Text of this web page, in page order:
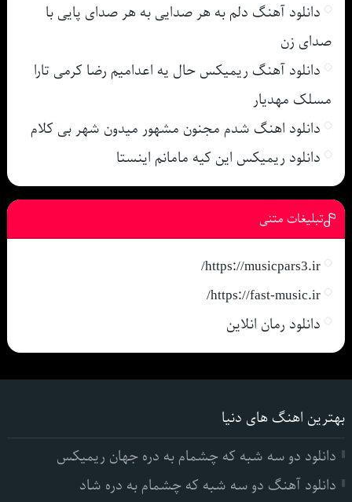
دانلود آهنگ دلم به هر صدایی به هر صدای پایی با
صدای زن
دانلود آهنگ ریمیکس حال یه اعدامیم رضا کرمی تارا
مسلک مهدیار
دانلود اهنگ شدم مجنون مشهور میدون شهر بی کلام
دانلود ریمیکس این کیه مامانم اینستا
تبلیغات متنی
https://musicpars3.ir/
https://fast-music.ir/
دانلود رمان انلاین
بهترین اهنگ های دنیا
دانلود دو سه شبه که چشمام به دره جهان ریمیکس
دانلود آهنگ دو سه شبه که چشمام به دره شاد